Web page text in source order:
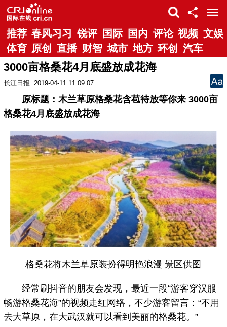
推荐 春风习习 锐评 国际 国内 评论 视频 文娱
体育 原创 直播 财智 城市 地方 环创 汽车
3000亩格桑花4月底盛放成花海
长江日报 2019-04-11 11:09:07
原标题：木兰草原格桑花含苞待放等你来 3000亩
格桑花4月底盛放成花海
格桑花将木兰草原装扮得明艳浪漫 景区供图
经常刷抖音的朋友会发现，最近一段“游客穿汉服
畅游格桑花海”的视频走红网络，不少游客留言：“不用
去大草原，在大武汉就可以看到美丽的格桑花。”